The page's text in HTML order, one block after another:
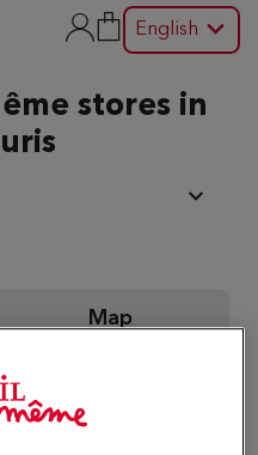
English
stores in
Map
CANNES